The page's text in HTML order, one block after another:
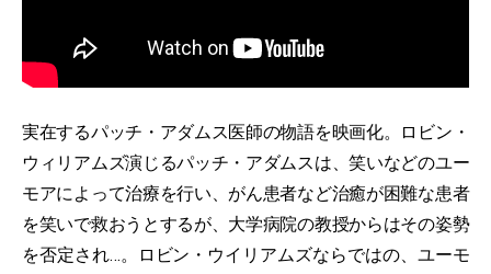
実在するパッチ・アダムス医師の物語を映画化。ロビン・
ウィリアムズ演じるパッチ・アダムスは、笑いなどのユー
モアによって治療を行い、がん患者など治癒が困難な患者
を笑いで救おうとするが、大学病院の教授からはその姿勢
を否定され…。ロビン・ウイリアムズならではの、ユーモ